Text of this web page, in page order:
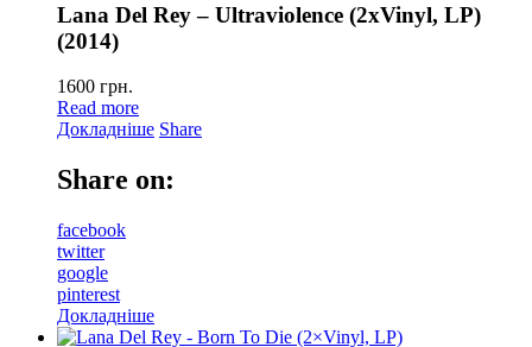
Lana Del Rey – Ultraviolence (2xVinyl, LP)
(2014)
1600 грн.
Read more
Докладніше Share
Share on:
facebook
twitter
google
pinterest
Докладніше